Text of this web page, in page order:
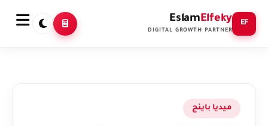
EF
EslamElfeky
DIGITAL GROWTH PARTNER
ميديا باينج